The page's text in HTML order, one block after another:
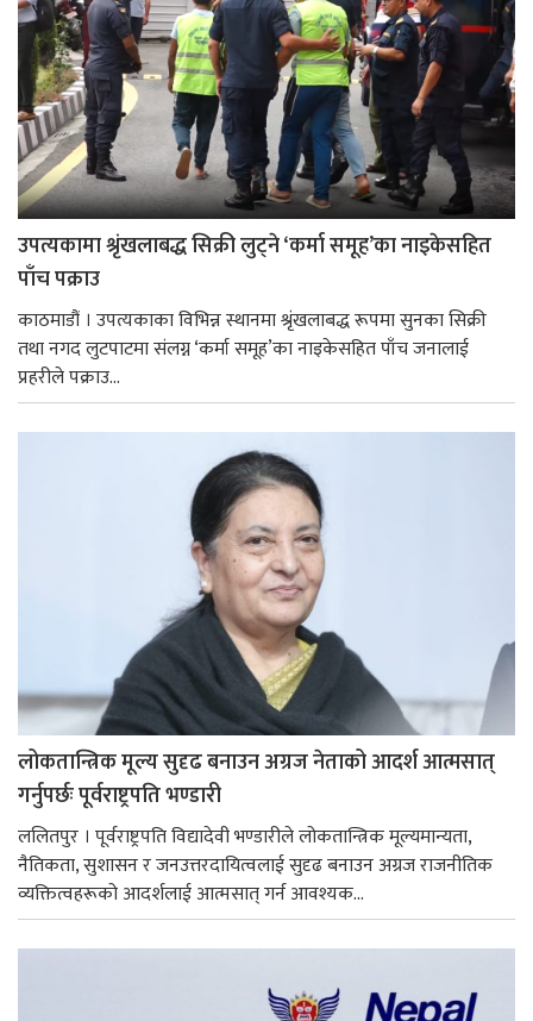
उपत्यकामा श्रृंखलाबद्ध सिक्री लुट्ने ‘कर्मा समूह’का नाइकेसहित
पाँच पक्राउ
काठमाडौं । उपत्यकाका विभिन्न स्थानमा श्रृंखलाबद्ध रूपमा सुनका सिक्री
तथा नगद लुटपाटमा संलग्न ‘कर्मा समूह’का नाइकेसहित पाँच जनालाई
प्रहरीले पक्राउ...
लोकतान्त्रिक मूल्य सुदृढ बनाउन अग्रज नेताको आदर्श आत्मसात्
गर्नुपर्छः पूर्वराष्ट्रपति भण्डारी
ललितपुर । पूर्वराष्ट्रपति विद्यादेवी भण्डारीले लोकतान्त्रिक मूल्यमान्यता,
नैतिकता, सुशासन र जनउत्तरदायित्वलाई सुदृढ बनाउन अग्रज राजनीतिक
व्यक्तित्वहरूको आदर्शलाई आत्मसात् गर्न आवश्यक...